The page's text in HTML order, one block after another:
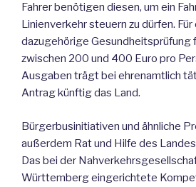
Fahrer benötigen diesen, um ein
Linienverkehr steuern zu dürfen. Für
dazugehörige Gesundheitsprüfung
zwischen 200 und 400 Euro pro
Ausgaben trägt bei ehrenamtlich
Antrag künftig das Land.
Bürgerbusinitiativen und ähnliche
außerdem Rat und Hilfe des
Das bei der
Württemberg eingerichtete